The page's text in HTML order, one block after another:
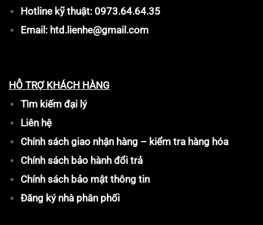
Hotline kỹ thuật: 0973.64.64.35
Email: htd.lienhe@gmail.com
HỖ TRỢ KHÁCH HÀNG
Tìm kiếm đại lý
Liên hệ
Chính sách giao nhận hàng – kiểm tra hàng hóa
Chính sách bảo hành đổi trả
Chính sách bảo mật thông tin
Đăng ký nhà phân phối